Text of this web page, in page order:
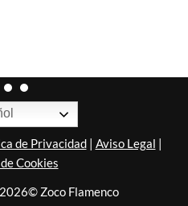
de Privacidad| Aviso Legal |
Cookies
Zoco Flamenco